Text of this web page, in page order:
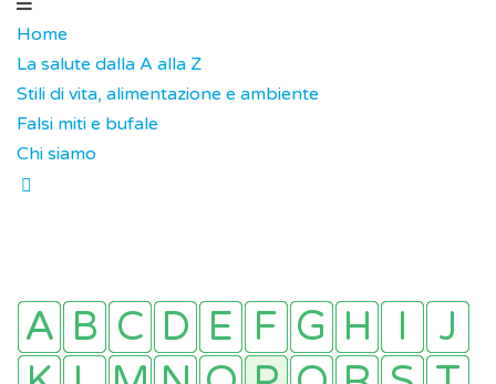
Home
La salute dalla A alla Z
Stili di vita, alimentazione e ambiente
Falsi miti e bufale
Chi siamo